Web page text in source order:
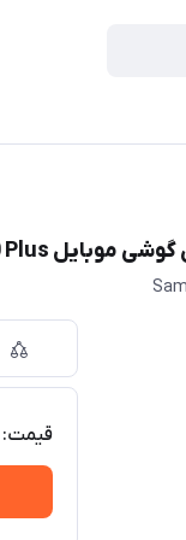
قیمت: